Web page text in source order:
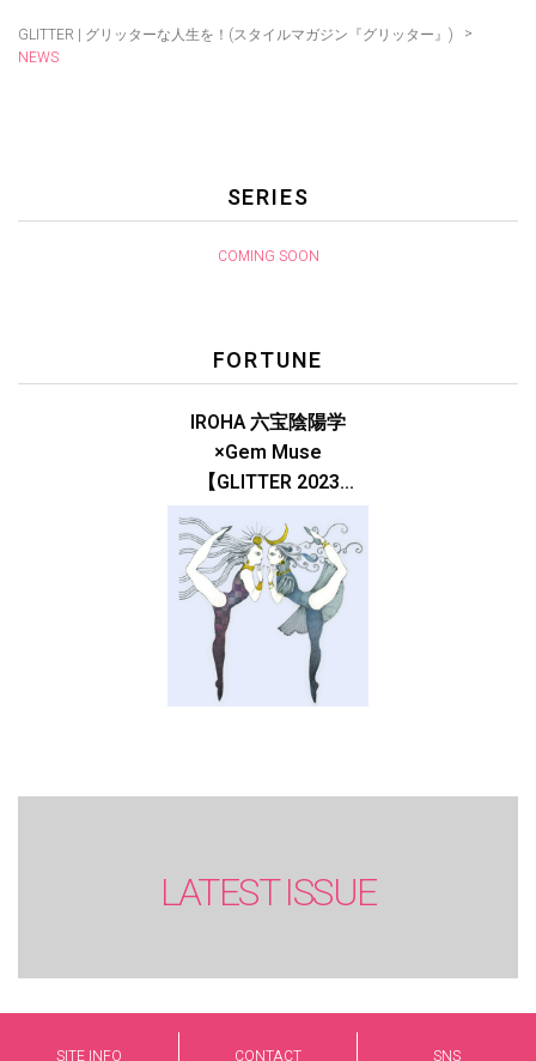
GLITTER | グリッターな人生を！(スタイルマガジン『グリッター』)
>
NEWS
SERIES
COMING SOON
FORTUNE
IROHA 六宝陰陽学
×Gem Muse
【GLITTER 2023
SUMMER issue】
LATEST ISSUE
SITE INFO CONTACT SNS